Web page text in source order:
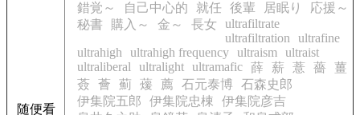
随便看
錯覚～
自己中心的 就任 後輩 居眠り
応援～
秘書
購入～ 金～ 長女 ultrafiltrate
ultrafiltration
ultrafine
ultrahigh
ultrahigh frequency ultraism
ultraist
ultraliberal
ultralight ultramafic 薛 薪 薏 薔
薑
薟
薈 薊 蕿 薦 石元泰博
石森史郎
伊集院五郎
伊集院忠棟
伊集院彦吉